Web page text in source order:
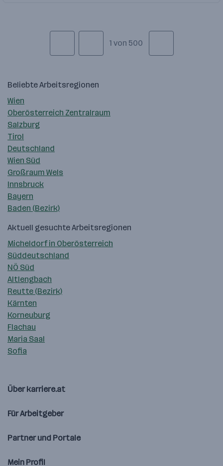
1 von 500
Beliebte Arbeitsregionen
Wien
Oberösterreich Zentralraum
Salzburg
Tirol
Deutschland
Wien Süd
Großraum Wels
Innsbruck
Bayern
Baden (Bezirk)
Aktuell gesuchte Arbeitsregionen
Micheldorf in Oberösterreich
Süddeutschland
NÖ Süd
Altlengbach
Reutte (Bezirk)
Kärnten
Korneuburg
Flachau
Maria Saal
Sofia
Über karriere.at
Für Arbeitgeber
Partner und Portale
Mein Profil